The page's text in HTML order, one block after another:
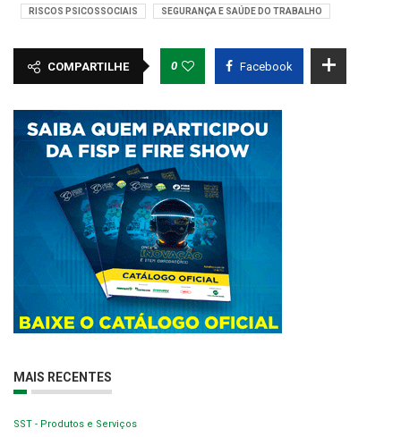
RISCOS PSICOSSOCIAIS SEGURANÇA E SAÚDE DO TRABALHO
COMPARTILHE 0 Facebook
MAIS RECENTES
SST - Produtos e Serviços